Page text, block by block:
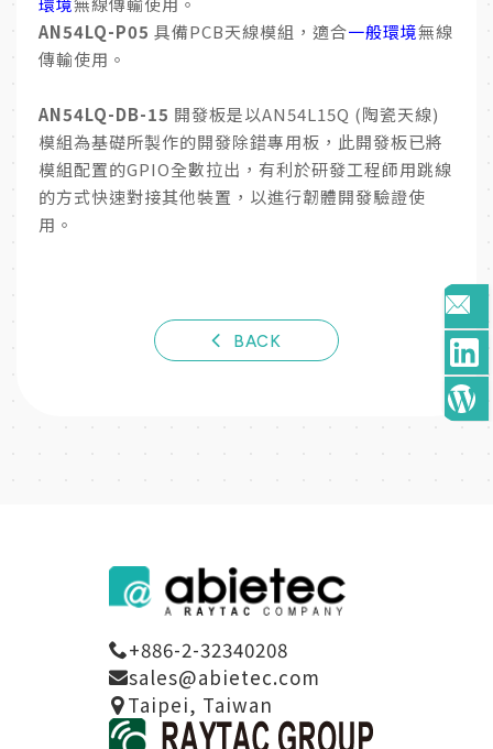
AN54LQ-P05 具備PCB天線模組，適合一般環境無線
傳輸使用。
AN54LQ-DB-15 開發板是以AN54L15Q (陶瓷天線)
模組為基礎所製作的開發除錯專用板，此開發板已將
模組配置的GPIO全數拉出，有利於研發工程師用跳線
的方式快速對接其他裝置，以進行韌體開發驗證使
用。
BACK
+886-2-32340208
sales@abietec.com
Taipei, Taiwan